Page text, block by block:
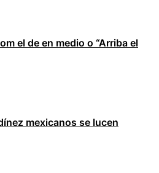
el de en medio o “Arriba el
mexicanos se lucen